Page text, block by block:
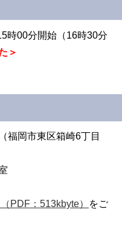
時00分開始（16時30分
＞
福岡市東区箱崎6丁目
PDF：513kbyte）
をご